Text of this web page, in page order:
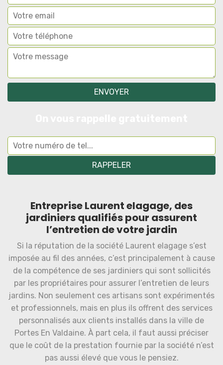
Entreprise Laurent elagage, des
jardiniers qualifiés pour assurent
l’entretien de votre jardin
Si la réputation de la société Laurent elagage s’est
imposée au fil des années, c’est principalement à cause
de la compétence de ses jardiniers qui sont sollicités
par les propriétaires pour assurer l’entretien de leurs
jardins. Non seulement ces artisans sont expérimentés
et professionnels, mais en plus ils offrent des services
personnalisés aux clients installés dans la ville de
Portes En Valdaine. À part cela, il faut aussi préciser
que le coût de la prestation fournie par la société n’est
pas aussi élevé que vous le pensiez.